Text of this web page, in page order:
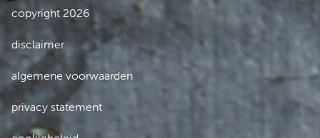
copyright 2026
disclaimer
algemene voorwaarden
privacy statement